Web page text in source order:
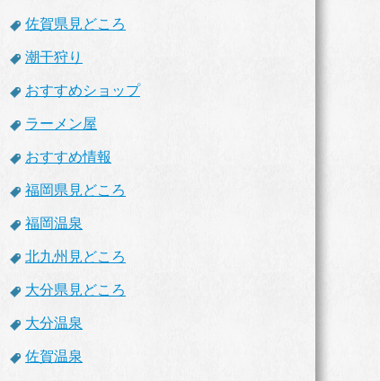
佐賀県見どころ
潮干狩り
おすすめショップ
ラーメン屋
おすすめ情報
福岡県見どころ
福岡温泉
北九州見どころ
大分県見どころ
大分温泉
佐賀温泉